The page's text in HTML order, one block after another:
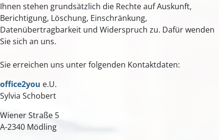
Ihnen stehen grundsätzlich die Rechte auf Auskunft,
Berichtigung, Löschung, Einschränkung,
Datenübertragbarkeit und Widerspruch zu. Dafür wenden
Sie sich an uns.
Sie erreichen uns unter folgenden Kontaktdaten:
office2you e.U.
Sylvia Schobert
Wiener Straße 5
A-2340 Mödling